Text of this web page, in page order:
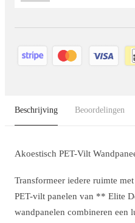
Beschrijving Beoordelingen
Akoestisch PET-Vilt
Transformeer iedere ruimte
PET-vilt panelen van ** Elite
wandpanelen combineren een